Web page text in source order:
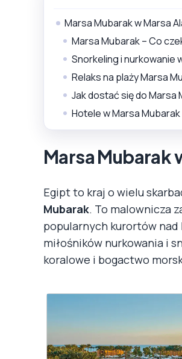
Marsa Mubarak w Marsa
Marsa Mubarak – Co
Snorkeling i nurkowanie
Relaks na plaży Marsa
Jak dostać się do Marsa
Hotele w Marsa Mubarak
Marsa Mubarak
Egipt to kraj o wielu
Mubarak. To malownicza
popularnych kurortów nad
miłośników nurkowania i
koralowe i bogactwo